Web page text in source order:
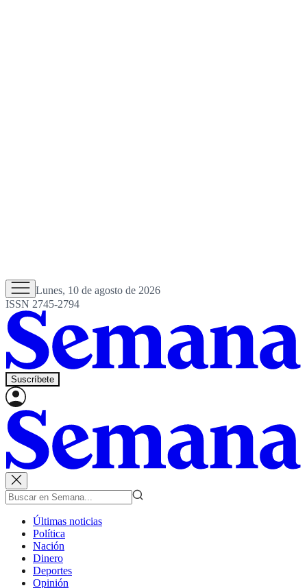
Lunes, 10 de agosto de 2026
ISSN 2745-2794
Suscríbete
Últimas noticias
Política
Nación
Dinero
Deportes
Opinión